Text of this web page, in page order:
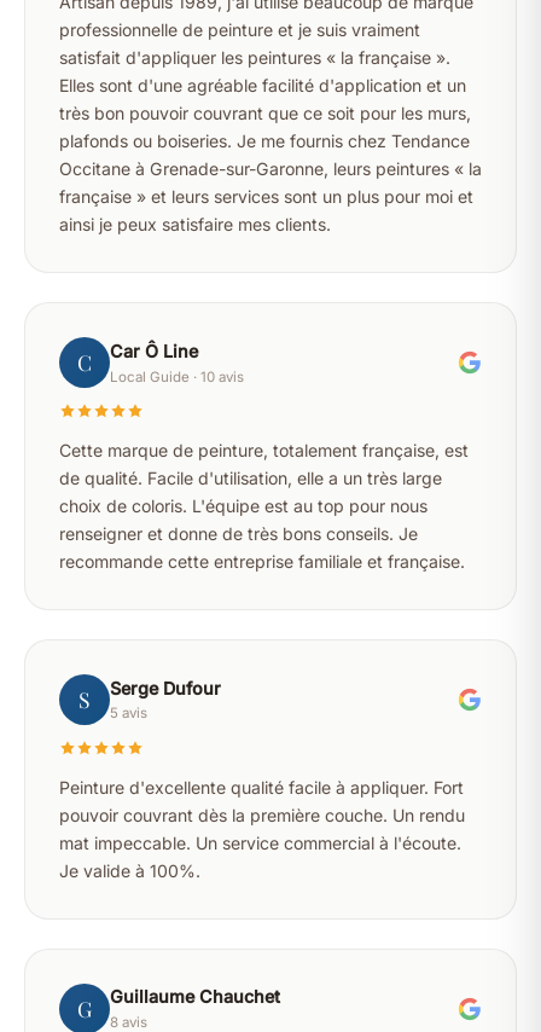
professionnelle de peinture et je suis vraiment
satisfait d'appliquer les peintures « la française ».
Elles sont d'une agréable facilité d'application et un
très bon pouvoir couvrant que ce soit pour les murs,
plafonds ou boiseries. Je me fournis chez Tendance
Occitane à Grenade-sur-Garonne, leurs peintures « la
française » et leurs services sont un plus pour moi et
ainsi je peux satisfaire mes clients.
C Car Ô Line
Local Guide · 10 avis
Cette marque de peinture, totalement française, est
de qualité. Facile d'utilisation, elle a un très large
choix de coloris. L'équipe est au top pour nous
renseigner et donne de très bons conseils. Je
recommande cette entreprise familiale et française.
S Serge Dufour
5 avis
Peinture d'excellente qualité facile à appliquer. Fort
pouvoir couvrant dès la première couche. Un rendu
mat impeccable. Un service commercial à l'écoute.
Je valide à 100%.
G Guillaume Chauchet
8 avis